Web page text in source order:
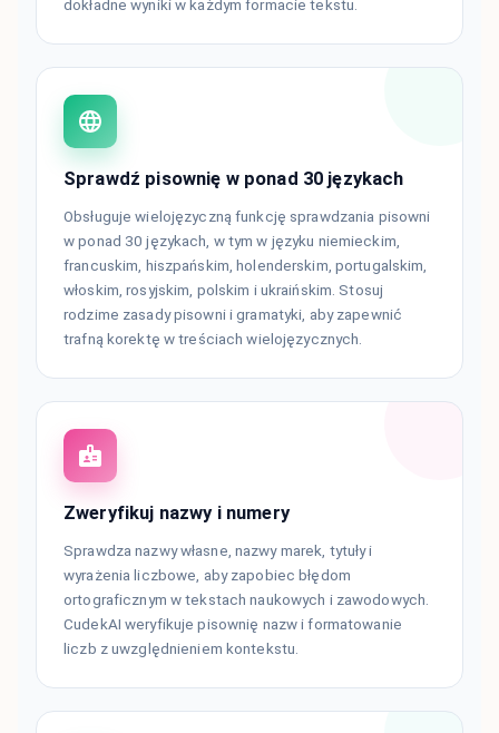
dokładne wyniki w każdym formacie tekstu.
Sprawdź pisownię w ponad 30 językach
Obsługuje wielojęzyczną funkcję sprawdzania pisowni
w ponad 30 językach, w tym w języku niemieckim,
francuskim, hiszpańskim, holenderskim, portugalskim,
włoskim, rosyjskim, polskim i ukraińskim. Stosuj
rodzime zasady pisowni i gramatyki, aby zapewnić
trafną korektę w treściach wielojęzycznych.
Zweryfikuj nazwy i numery
Sprawdza nazwy własne, nazwy marek, tytuły i
wyrażenia liczbowe, aby zapobiec błędom
ortograficznym w tekstach naukowych i zawodowych.
CudekAI weryfikuje pisownię nazw i formatowanie
liczb z uwzględnieniem kontekstu.